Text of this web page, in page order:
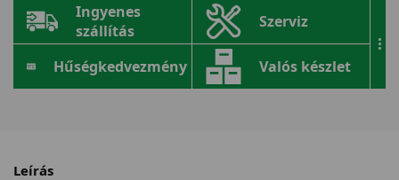
Ingyenes
szállítás
Szerviz
Hűségkedvezmény Valós készlet
...
Leírás